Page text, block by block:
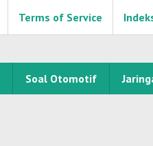
Terms of Service
Soal Otomotif